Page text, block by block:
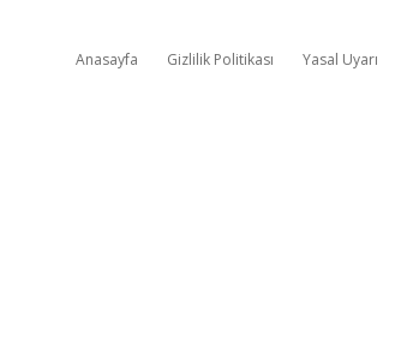
Anasayfa Gizlilik Politikası Yasal Uyarı